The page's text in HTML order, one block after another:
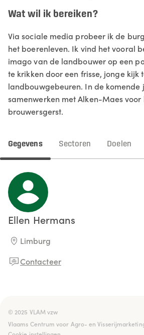
Wat wil ik bereiken?
Via sociale media probeer ik de
het boerenleven. Ik vind het vooral
imago van de landbouwer op een
te krikken door een frisse, jonge kijk
landbouwgebeuren. In de
samenwerken met Alken-Maes voor
brouwersgerst.
Gegevens Sectoren Doelen
Ellen Hermans
Limburg
Contacteer
© 2025 VLAM vzw
Vlaams Centrum voor Agro- en